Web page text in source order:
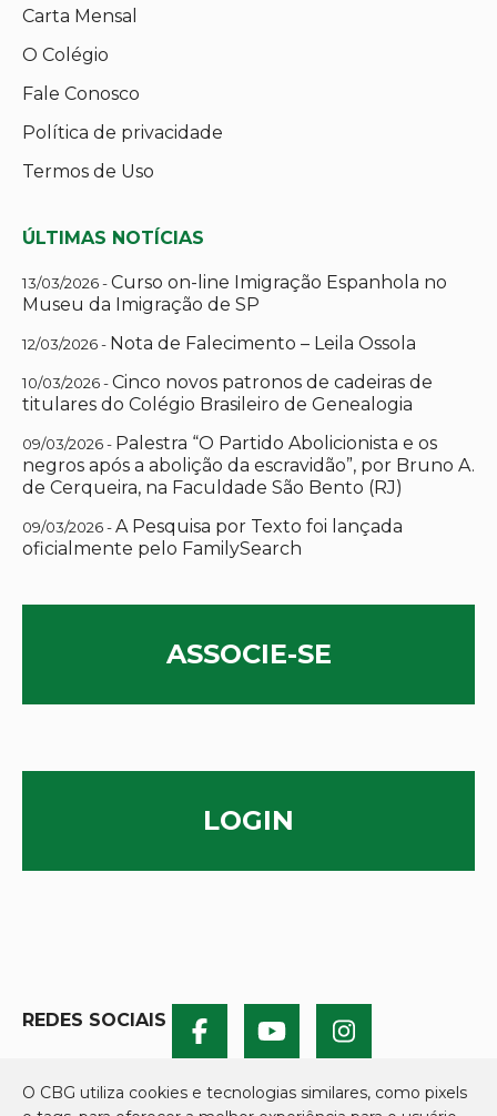
Carta Mensal
O Colégio
Fale Conosco
Política de privacidade
Termos de Uso
ÚLTIMAS NOTÍCIAS
13/03/2026 -Curso on-line Imigração Espanhola no
Museu da Imigração de SP
12/03/2026 - Nota de Falecimento – Leila Ossola
10/03/2026 -Cinco novos patronos de cadeiras de
titulares do Colégio Brasileiro de Genealogia
09/03/2026 - Palestra “O Partido Abolicionista e os
negros após a abolição da escravidão”, por Bruno A.
de Cerqueira, na Faculdade São Bento (RJ)
09/03/2026 -A Pesquisa por Texto foi lançada
oficialmente pelo FamilySearch
ASSOCIE-SE
LOGIN
REDES SOCIAIS
O CBG utiliza cookies e tecnologias similares, como pixels